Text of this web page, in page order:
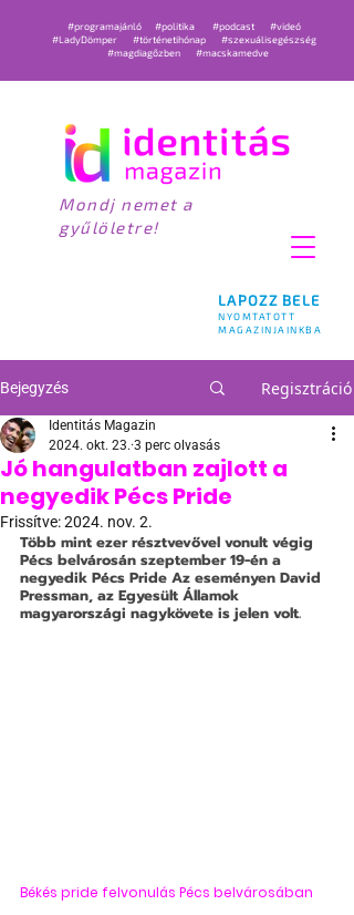
LAPOZZ BELE
NYOMTATOTT
MAGAZINJAINKBA
#programajánló #politika #podcast
#videó
#LadyDömper
#történetihónap
#szexuálisegészség
#magdiagőzben
#macskamedve
Mondj nemet a
gyűlöletre!
Bejegyzés Regisztráció
Jó hangulatban zajlott a
negyedik Pécs Pride
Identitás Magazin
2024. okt. 23. 3 perc olvasás
Frissítve:2024. nov. 2.
Több mint ezer résztvevővel vonult végig
Pécs belvárosán szeptember 19-én a
negyedik Pécs Pride Az eseményen David
Pressman, az Egyesült Államok
magyarországi nagykövete is jelen volt.
Békés pride felvonulás Pécs belvárosában